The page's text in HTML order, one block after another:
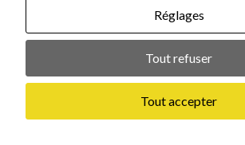
Lien Linkedin
Réglages
Tout refuser
Tout accepter